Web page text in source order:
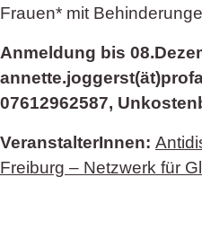
Frauen* mit
Anmeldung bis
07612962587,
VeranstalterInnen:
Freiburg – Netzwerk für